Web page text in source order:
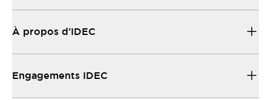
À propos d’IDEC
Engagements IDEC